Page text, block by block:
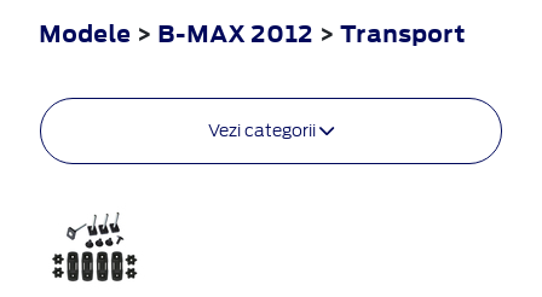
Modele > B-MAX 2012 > Transport
Vezi categorii